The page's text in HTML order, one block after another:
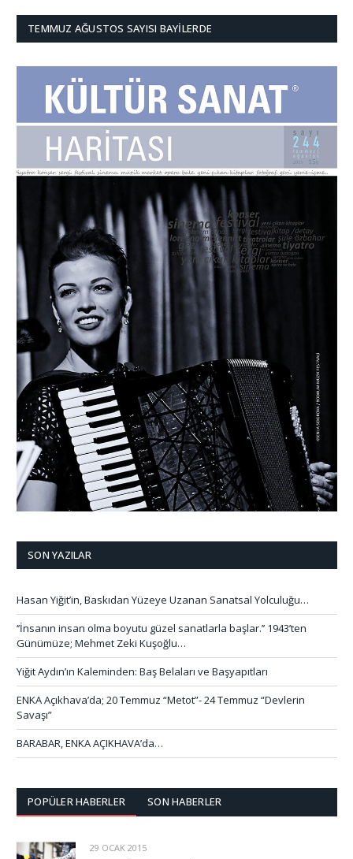
TEMMUZ AĞUSTOS SAYISI BAYILERDE
SON YAZILAR
Hasan Yiğit’in, Baskıdan Yüzeye Uzanan Sanatsal Yolculuğu…
‘’İnsanın insan olma boyutu güzel sanatlarla başlar.’’ 1943’ten
Günümüze; Mehmet Zeki Kuşoğlu…
Yiğit Aydın’ın Kaleminden: Baş Belaları ve Başyapıtları
ENKA Açıkhava’da; 20 Temmuz “Metot”- 24 Temmuz “Devlerin
Savaşı”
BARABAR, ENKA AÇIKHAVA’da…
POPÜLER HABERLER SON HABERLER
29 OCAK 2015